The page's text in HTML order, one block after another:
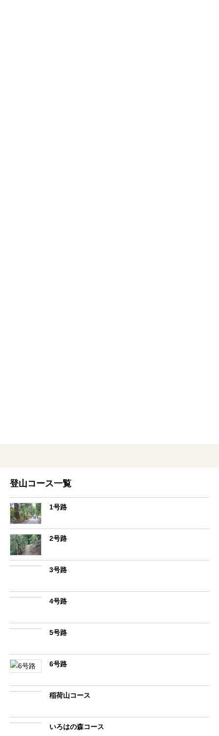
登山コース一覧
1号路
2号路
3号路
4号路
5号路
6号路
稲荷山コース
いろはの森コース